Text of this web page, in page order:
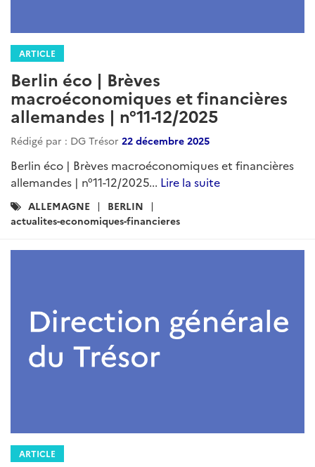
ARTICLE
Berlin éco | Brèves
macroéconomiques et financières
allemandes | n°11-12/2025
Rédigé par : DG Trésor 22 décembre 2025
Berlin éco | Brèves macroéconomiques et financières
allemandes | n°11-12/2025... Lire la suite
Catégories
:
ALLEMAGNE
BERLIN
actualites-economiques-financieres
ARTICLE